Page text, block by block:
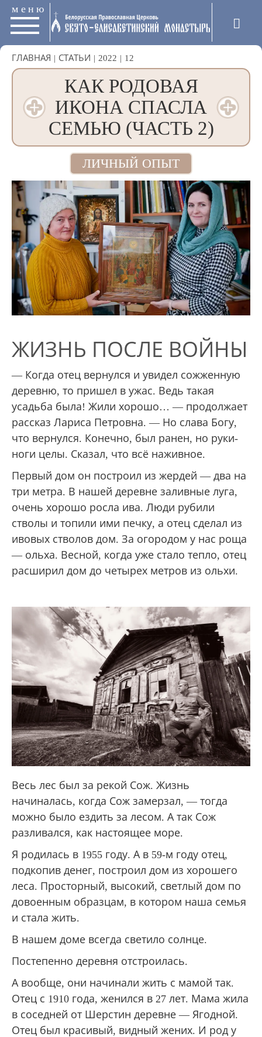
меню
ГЛАВНАЯ | СТАТЬИ | 2022 | 12
КАК РОДОВАЯ
ИКОНА СПАСЛА
СЕМЬЮ (ЧАСТЬ 2)
ЛИЧНЫЙ ОПЫТ
ЖИЗНЬ ПОСЛЕ ВОЙНЫ
— Когда отец вернулся и увидел сожженную
деревню, то пришел в ужас. Ведь такая
усадьба была! Жили хорошо… — продолжает
рассказ Лариса Петровна. — Но слава Богу,
что вернулся. Конечно, был ранен, но руки-
ноги целы. Сказал, что всё наживное.
Первый дом он построил из жердей — два на
три метра. В нашей деревне заливные луга,
очень хорошо росла ива. Люди рубили
стволы и топили ими печку, а отец сделал из
ивовых стволов дом. За огородом у нас роща
— ольха. Весной, когда уже стало тепло, отец
расширил дом до четырех метров из ольхи.
Весь лес был за рекой Сож. Жизнь
начиналась, когда Сож замерзал, — тогда
можно было ездить за лесом. А так Сож
разливался, как настоящее море.
Я родилась в 1955 году. А в 59-м году отец,
подкопив денег, построил дом из хорошего
леса. Просторный, высокий, светлый дом по
довоенным образцам, в котором наша семья
и стала жить.
В нашем доме всегда светило солнце.
Постепенно деревня отстроилась.
А вообще, они начинали жить с мамой так.
Отец с 1910 года, женился в 27 лет. Мама жила
в соседней от Шерстин деревне — Ягодной.
Отец был красивый, видный жених. И род у